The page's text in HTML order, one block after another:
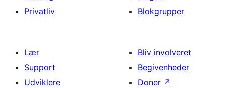
Privatliv
Blokgrupper
Lær
Support
Udviklere
Bliv involveret
Begivenheder
Doner ↗